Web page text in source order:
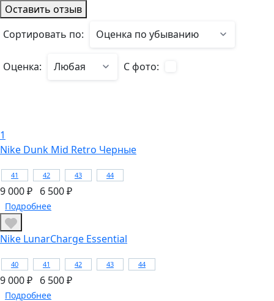
Оставить отзыв
Сортировать по:
Оценка: С фото:
1
Nike Dunk Mid Retro Черные
41 42 43 44
9 000 ₽ 6 500 ₽
Подробнее
Nike LunarCharge Essential
40 41 42 43 44
9 000 ₽ 6 500 ₽
Подробнее